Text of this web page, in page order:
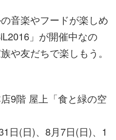
音楽やフードが楽しめ
」が開催中なの
や友だちで楽しもう。
9階 屋上「食と緑の空
日(日)、8月7日(日)、1